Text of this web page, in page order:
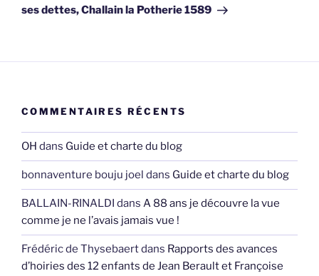
ses dettes, Challain la Potherie 1589
COMMENTAIRES RÉCENTS
OH dans Guide et charte du blog
bonnaventure bouju joel dans Guide et charte du blog
BALLAIN-RINALDI dans A 88 ans je découvre la vue
comme je ne l’avais jamais vue !
Frédéric de Thysebaertdans Rapports des avances
d’hoiries des 12 enfants de Jean Berault et Françoise